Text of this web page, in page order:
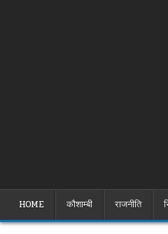
HOME कौशाम्बी राजनीति